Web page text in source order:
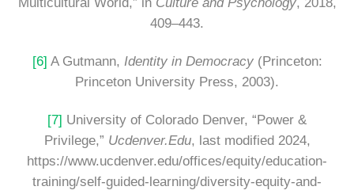
409–443.
[6] A Gutmann, Identity in Democracy(Princeton:
Princeton University Press, 2003).
[7] University of Colorado Denver, “Power &
Privilege,” Ucdenver.Edu, last modified 2024,
https://www.ucdenver.edu/offices/equity/education-
training/self-guided-learning/diversity-equity-and-